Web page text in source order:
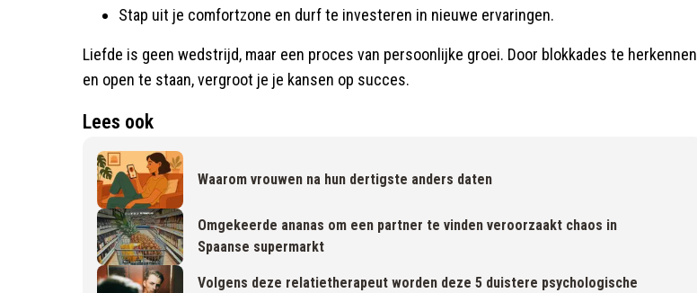
Stap uit je comfortzone en durf te investeren in nieuwe ervaringen.
Liefde is geen wedstrijd, maar een proces van persoonlijke groei. Door blokkades te herkennen
en open te staan, vergroot je je kansen op succes.
Lees ook
Waarom vrouwen na hun dertigste anders daten
Omgekeerde ananas om een partner te vinden veroorzaakt chaos in
Spaanse supermarkt
Volgens deze relatietherapeut worden deze 5 duistere psychologische